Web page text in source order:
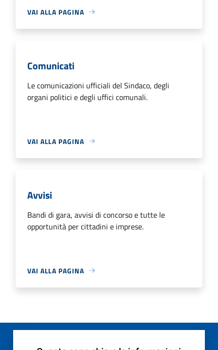
VAI ALLA PAGINA
Comunicati
Le comunicazioni ufficiali del Sindaco, degli
organi politici e degli uffici comunali.
VAI ALLA PAGINA
Avvisi
Bandi di gara, avvisi di concorso e tutte le
opportunità per cittadini e imprese.
VAI ALLA PAGINA